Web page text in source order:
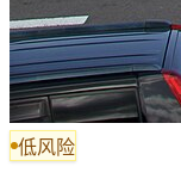
低风险